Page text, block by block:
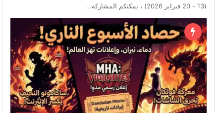
(13 - 20 فبراير 2026) ، يمكنكم المشاركة…